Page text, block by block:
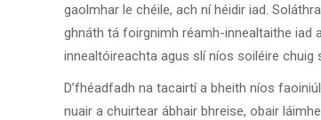
gaolmhar le chéile, ach ní héidir iad.
ghnáth tá foirgnimh réamh-innealtaithe iad
innealtóireachta agus slí níos soiléire chuig
D’fhéadfadh na tacairtí a bheith níos
nuair a chuirtear ábhair bhreise, obair